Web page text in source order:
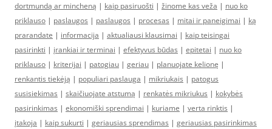
dortmundą ar mincheną | kaip pasiruošti | žinome kas veža | nuo ko
priklauso | paslaugos | paslaugos | procesas | mitai ir paneigimai | ką
prarandate | informacija | aktualiausi klausimai | kaip teisingai
pasirinkti | įrankiai ir terminai | efektyvus būdas | epitetai | nuo ko
priklauso | kriterijai | patogiau | geriau | planuojate kelionę |
renkantis tiekėją | populiari paslauga | mikriukais | patogus
susisiekimas | skaičiuojate atstumą | renkatės mikriukus | kokybės
pasirinkimas | ekonomiški sprendimai | kuriame | verta rinktis |
įtakoja | kaip sukurti | geriausias sprendimas | geriausias pasirinkimas